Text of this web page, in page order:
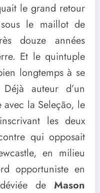
le grand retour
sous le maillot de
douze années
Et le quintuple
longtemps à se
auteur d’un
avec la Seleção, le
les deux
qui opposait
en milieu
opportuniste en
de Mason